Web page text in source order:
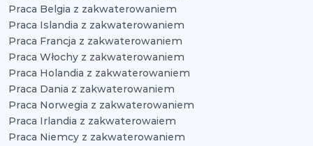
Praca Belgia z zakwaterowaniem
Praca Islandia z zakwaterowaniem
Praca Francja z zakwaterowaniem
Praca Włochy z zakwaterowaniem
Praca Holandia z zakwaterowaniem
Praca Dania z zakwaterowaniem
Praca Norwegia z zakwaterowaniem
Praca Irlandia z zakwaterowaiem
Praca Niemcy z zakwaterowaniem